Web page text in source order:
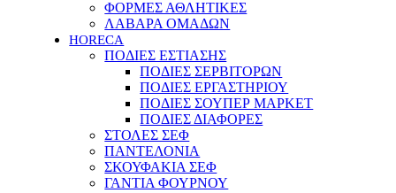
ΦΟΡΜΕΣ ΑΘΛΗΤΙΚΕΣ
ΛΑΒΑΡΑ ΟΜΑΔΩΝ
HORECA
ΠΟΔΙΕΣ ΕΣΤΙΑΣΗΣ
ΠΟΔΙΕΣ ΣΕΡΒΙΤΟΡΩΝ
ΠΟΔΙΕΣ ΕΡΓΑΣΤΗΡΙΟΥ
ΠΟΔΙΕΣ ΣΟΥΠΕΡ ΜΑΡΚΕΤ
ΠΟΔΙΕΣ ΔΙΑΦΟΡΕΣ
ΣΤΟΛΕΣ ΣΕΦ
ΠΑΝΤΕΛΟΝΙΑ
ΣΚΟΥΦΑΚΙΑ ΣΕΦ
ΓΑΝΤΙΑ ΦΟΥΡΝΟΥ